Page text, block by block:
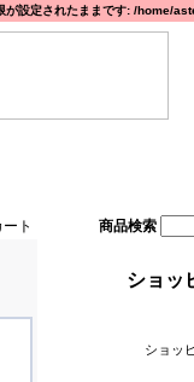
設定されたままです: /
ト 商品検索
ショッ
ショッ